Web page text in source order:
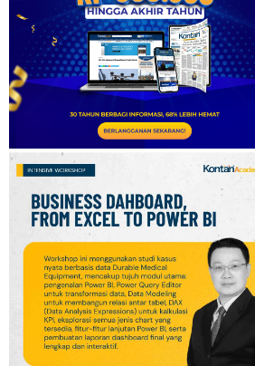
11 Berkshire Percepat
Buyback Saham dan
Kurangi Cadangan Kas,
Laba Melebihi
Ekspektasi
12 Pemerintah Bakal Guyur
Subsidi Mobil Listrik
hingga 40%, Begini
Kesiapan Kemenperin
13 Harga Emas Antam (8
Agustus) Naik, Spread
dengan Buyback Rp
179.000 per Gram